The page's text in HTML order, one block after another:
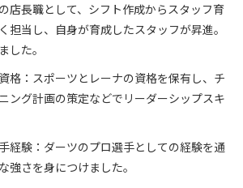
店長職として、シフト作成からスタッフ育
担当し、自身が育成したスタッフが昇進。
した。
格：スポーツとレーナの資格を保有し、チ
ング計画の策定などでリーダーシップスキ
経験：ダーツのプロ選手としての経験を通
強さを身につけました。